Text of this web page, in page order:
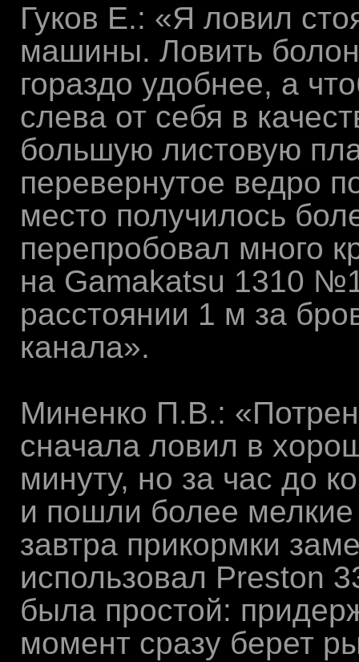
Гуков Е.: «Я ловил
машины. Ловить
гораздо удобнее, а
слева от себя в
большую листовую
перевернутое ведро
место получилось
перепробовал много
на Gamakatsu 1310
расстоянии 1 м за
канала».
Миненко П.В.:
сначала ловил в
минуту, но за час до
и пошли более
завтра прикормки
использовал Preston
была простой:
момент сразу берет